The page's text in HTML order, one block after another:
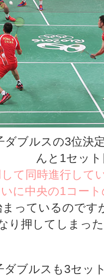
ダブルスの3位決
んと1セッ
て同時進行して
に中央の1コー
っているので
り押してしまっ
ダブルスも3セッ